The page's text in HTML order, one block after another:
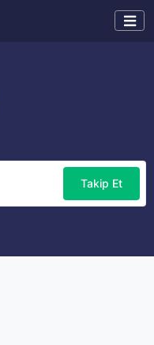
Takip Et